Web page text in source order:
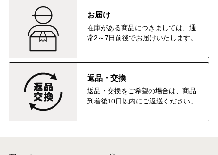
お届け
在庫がある商品につきましては、通
常2～7日前後でお届けいたします。
返品・交換
返品・交換をご希望の場合は、商品
到着後10日以内にご返送ください。